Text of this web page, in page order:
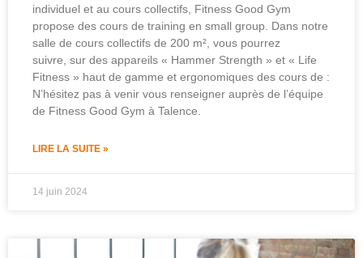
individuel et au cours collectifs, Fitness Good Gym
propose des cours de training en small group. Dans notre
salle de cours collectifs de 200 m², vous pourrez
suivre, sur des appareils « Hammer Strength » et « Life
Fitness » haut de gamme et ergonomiques des cours de :
N’hésitez pas à venir vous renseigner auprès de l’équipe
de Fitness Good Gym à Talence.
LIRE LA SUITE »
14 juin 2024